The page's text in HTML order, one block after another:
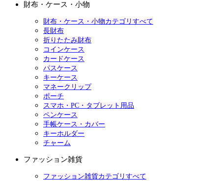
財布・ケース・小物
財布・ケース・小物カテゴリすべて
長財布
折りたたみ財布
コインケース
カードケース
パスケース
キーケース
マネークリップ
ポーチ
スマホ・PC・タブレット用品
ペンケース
手帳ケース・カバー
キーホルダー
チャーム
ファッション雑貨
ファッション雑貨カテゴリすべて